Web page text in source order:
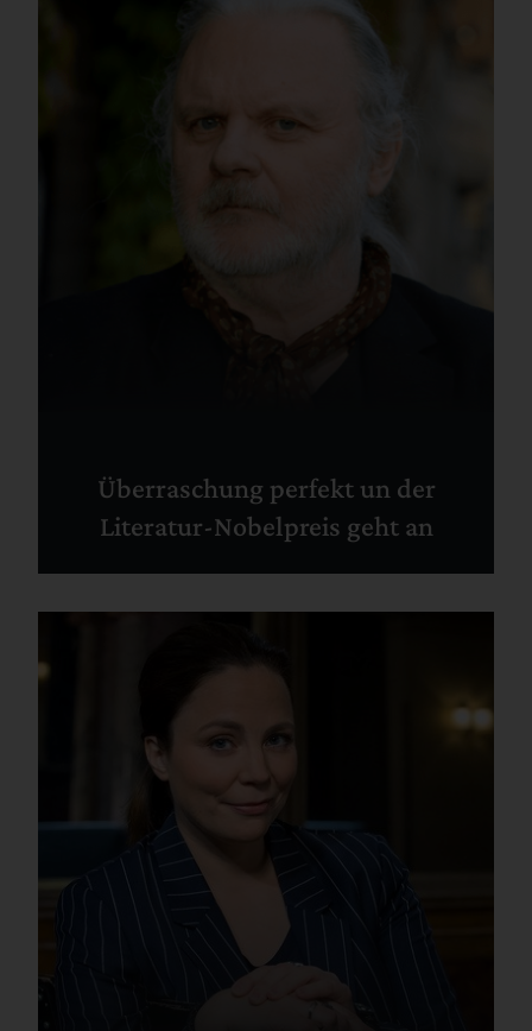
Überraschung perfekt un der
Literatur-Nobelpreis geht an